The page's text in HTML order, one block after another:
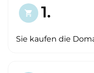
shopping_cart 1.
Sie kaufen die